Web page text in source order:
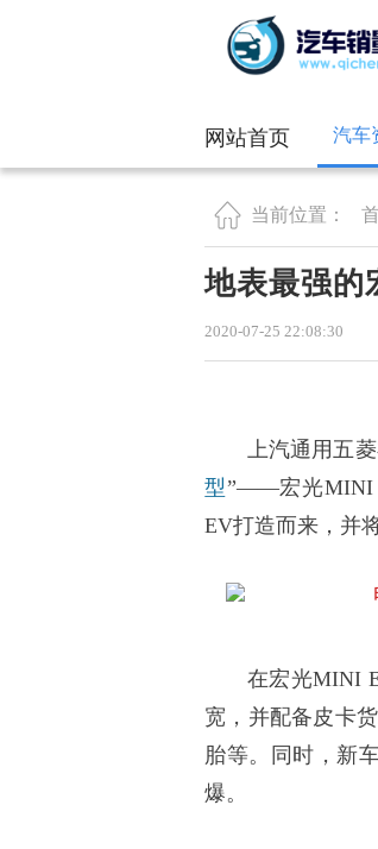
网站首页 汽车
当前位置：
地表最强
2020-07-25 22:08:30
上汽通用五
型”——宏光MINI
EV打造而来，并
在宏光MINI
宽，并配备皮卡
胎等。同时，新
爆。